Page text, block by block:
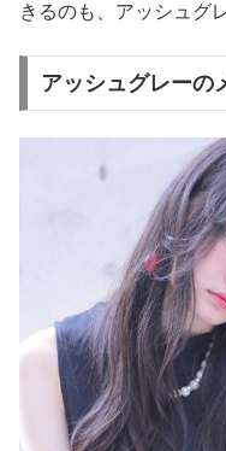
きるのも、アッシュグ
アッシュグレーの